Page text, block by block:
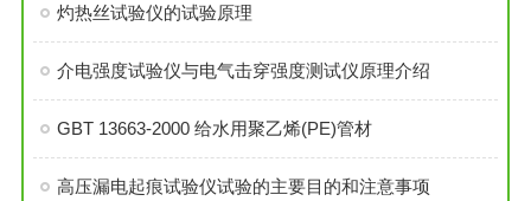
灼热丝试验仪的试验原理
介电强度试验仪与电气击穿强度测试仪原理介绍
GBT 13663-2000 给水用聚乙烯(PE)管材
高压漏电起痕试验仪试验的主要目的和注意事项